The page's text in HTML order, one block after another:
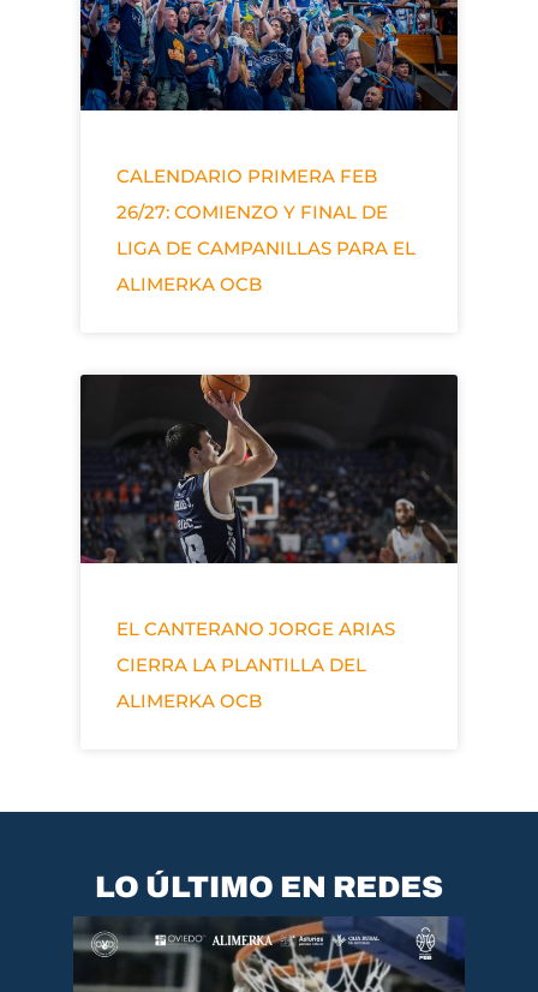
CALENDARIO PRIMERA FEB
26/27: COMIENZO Y FINAL DE
LIGA DE CAMPANILLAS PARA EL
ALIMERKA OCB
EL CANTERANO JORGE ARIAS
CIERRA LA PLANTILLA DEL
ALIMERKA OCB
LO ÚLTIMO EN REDES